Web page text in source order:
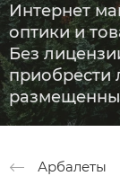
Интернет
оптики и
Без
приобрести
Арбалеты